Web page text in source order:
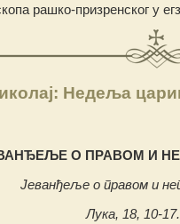
рашко-призренског у
Недеља
O ПРАВОМ И
Јеванђеље о правом и
Лука, 18, 10-